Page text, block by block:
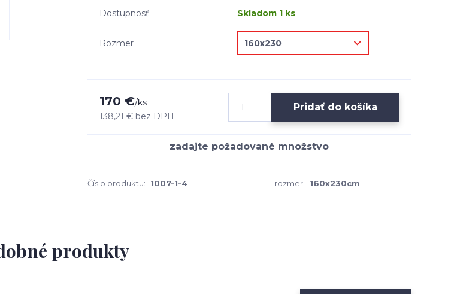
Dostupnosť Skladom 1 ks
Rozmer
170 €/ks
138,21 € bez DPH
Pridať do košíka
Číslo produktu: 1007-1-4 rozmer: 160x230cm
produkty